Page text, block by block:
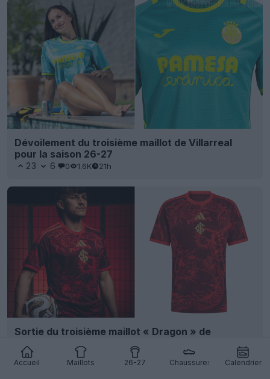
Accueil Maillots 26-27 Chaussures Calendrier
Dévoilement du troisième maillot de Villarreal
pour la saison 26-27
23 6 0 1.6K 21h
Sortie du troisième maillot « Dragon » de
OFFICIEL 3.5K